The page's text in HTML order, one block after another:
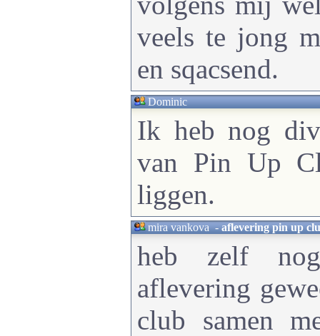
veels te jong
en sqacsend.
Dominic
Ik heb nog
van Pin Up
liggen.
mira vankova-aflevering pin up
heb zelf
aflevering
club samen